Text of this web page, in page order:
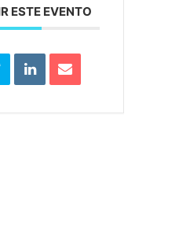
ESTE EVENTO